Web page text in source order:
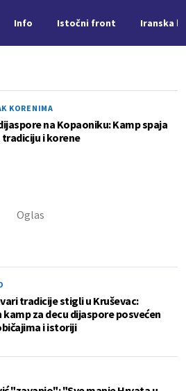
Info Istočni front Iranska
KORENIMA
na Kopaoniku: Kamp spaja
i korene
tradicije stigli u Kruševac:
kamp za decu dijaspore posvećen
i istoriji